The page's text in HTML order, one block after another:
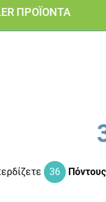
ΠΡΟΪΟΝΤΑ
36 Πόντους